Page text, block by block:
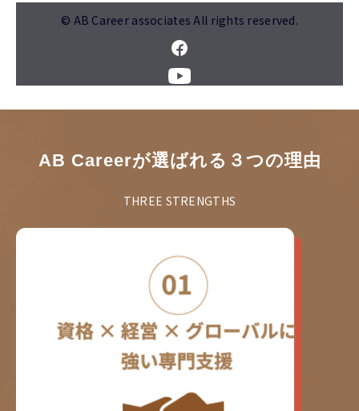
© AB Career associates All rights reserved.
AB Careerが選ばれる３つの理由
THREE STRENGTHS